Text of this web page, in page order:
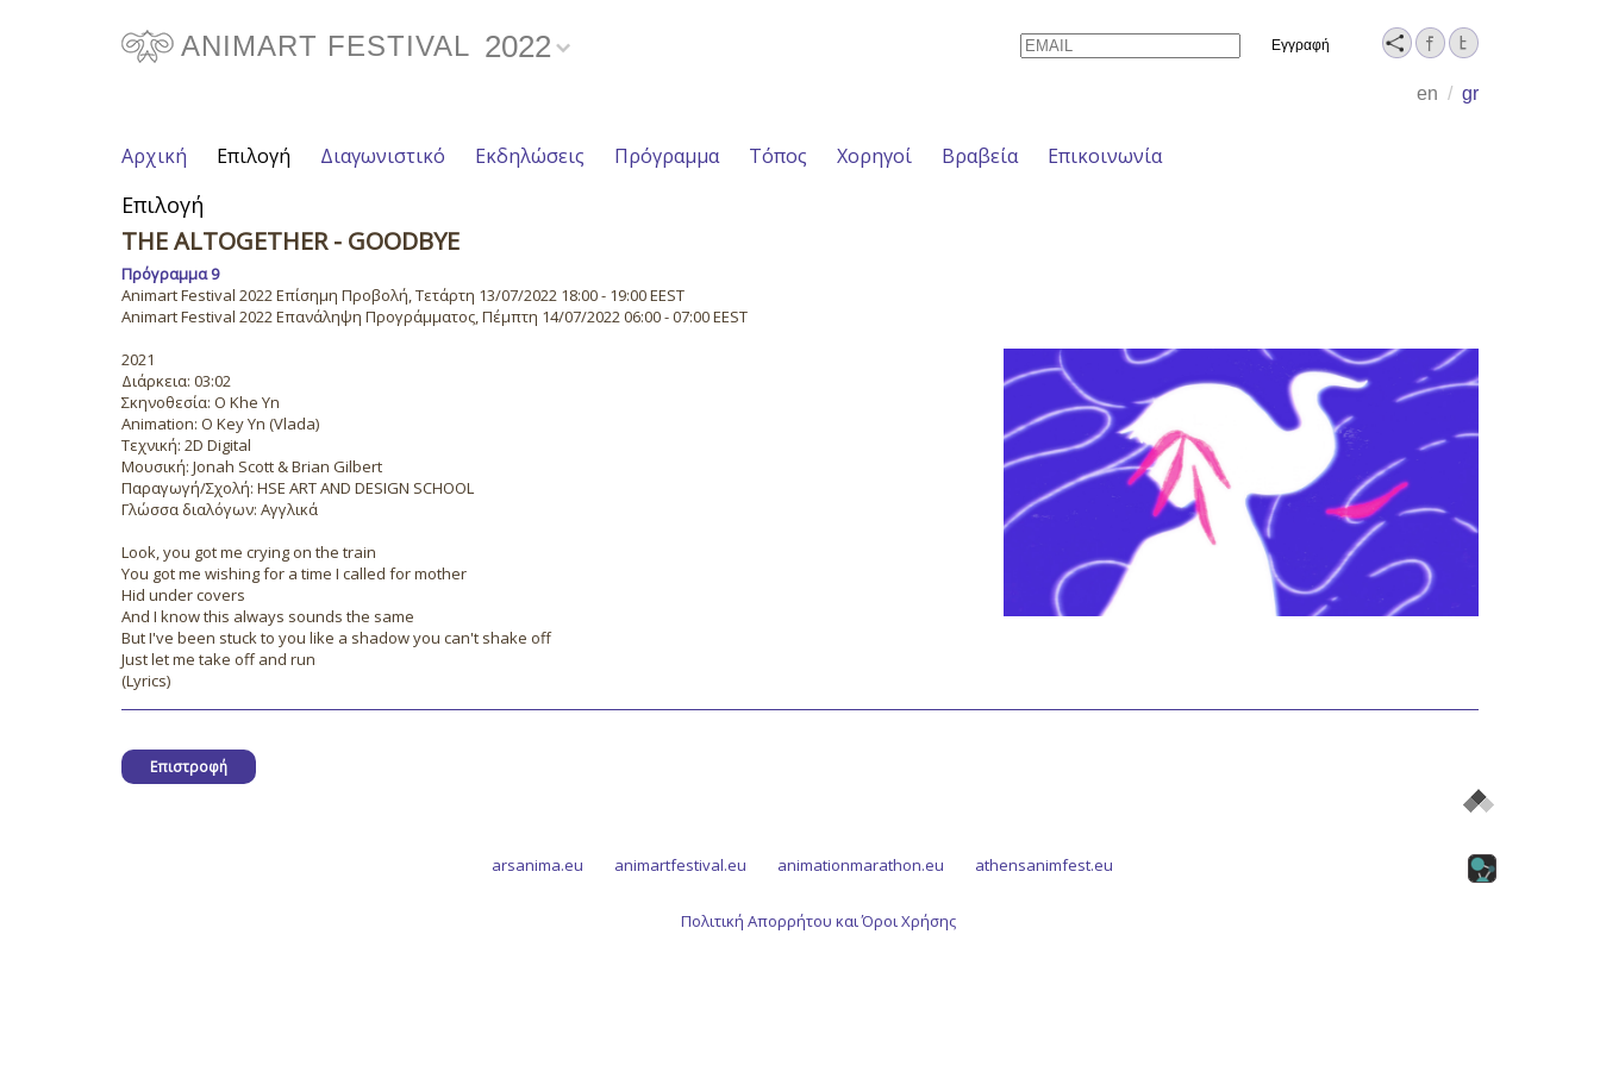
ANIMART FESTIVAL 2022
en / gr
Email Name
Αρχική Επιλογή Διαγωνιστικό Εκδηλώσεις Πρόγραμμα Τόπος Χορηγοί Βραβεία Επικοινωνία
Επιλογή
THE ALTOGETHER - GOODBYE
Πρόγραμμα 9
Animart Festival 2022 Επίσημη Προβολή, Τετάρτη 13/07/2022 18:00 - 19:00 EEST
Animart Festival 2022 Επανάληψη Προγράμματος, Πέμπτη 14/07/2022 06:00 - 07:00 EEST
2021
Διάρκεια: 03:02
Σκηνοθεσία: O Khe Yn
Animation: O Key Yn (Vlada)
Τεχνική: 2D Digital
Μουσική: Jonah Scott & Brian Gilbert
Παραγωγή/Σχολή: HSE ART AND DESIGN SCHOOL
Γλώσσα διαλόγων: Αγγλικά
Look, you got me crying on the train
You got me wishing for a time I called for mother
Hid under covers
And I know this always sounds the same
But I've been stuck to you like a shadow you can't shake off
Just let me take off and run
(Lyrics)
Επιστροφή
arsanima.eu animartfestival.eu animationmarathon.eu athensanimfest.eu
Πολιτική Απορρήτου και Όροι Χρήσης